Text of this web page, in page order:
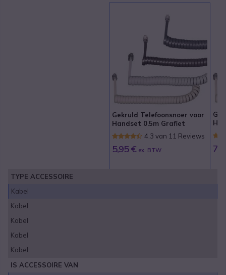
Gekruld Telefoonsnoer voor
Handset 0.5m Grafiet
4.3 van 11 Reviews
5,95 € ex. BTW
TYPE ACCESSOIRE
Kabel
Kabel
Kabel
Kabel
Kabel
IS ACCESSOIRE VAN